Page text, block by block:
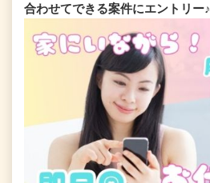
合わせてできる案件にエントリー♪